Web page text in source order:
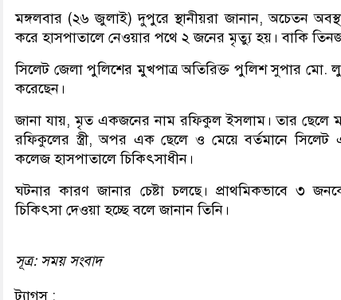
মঙ্গলবার (২৬ জুলাই) দুপুরে স্থানীয়রা জানান, অচেতন
করে হাসপাতালে নেওয়ার পথে ২ জনের মৃত্যু হয়। বাকি
সিলেট জেলা পুলিশের মুখপাত্র অতিরিক্ত পুলিশ সুপার মো.
করেছেন।
জানা যায়, মৃত একজনের নাম রফিকুল ইসলাম। তার ছেলে
রফিকুলের স্ত্রী, অপর এক ছেলে ও মেয়ে বর্তমানে
কলেজ হাসপাতালে চিকিৎসাধীন।
ঘটনার কারণ জানার চেষ্টা চলছে। প্রাথমিকভাবে ৩
চিকিৎসা দেওয়া হচ্ছে বলে জানান তিনি।
সূত্র: সময় সংবাদ
ট্যাগস :